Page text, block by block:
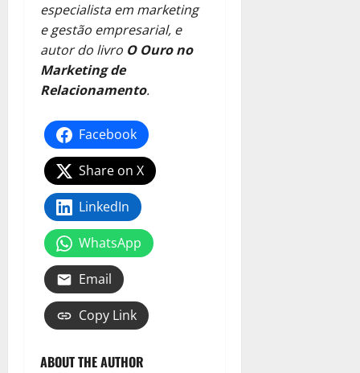
especialista em marketing
e gestão empresarial, e
autor do livro O Ouro no
Marketing de
Relacionamento.
Facebook
Share on X
LinkedIn
WhatsApp
Email
Copy Link
ABOUT THE AUTHOR